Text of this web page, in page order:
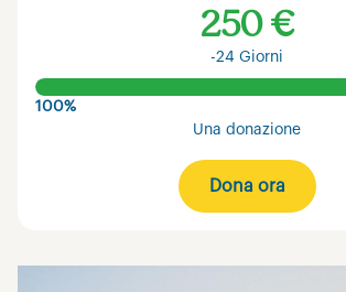
250 €
-24 Giorni
100%
Una donazione
Dona ora